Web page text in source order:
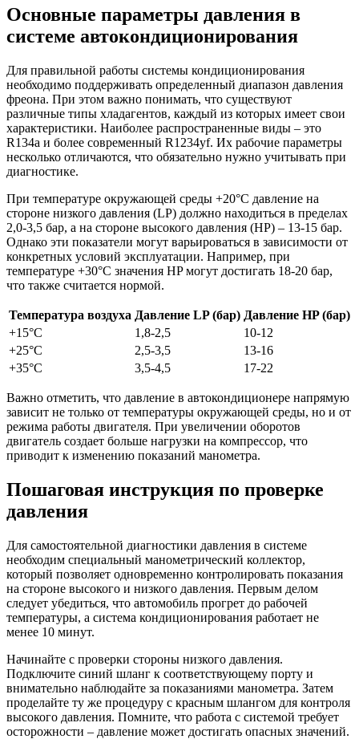
Основные параметры давления в
системе автокондиционирования
Для правильной работы системы кондиционирования
необходимо поддерживать определенный диапазон давления
фреона. При этом важно понимать, что существуют
различные типы хладагентов, каждый из которых имеет свои
характеристики. Наиболее распространенные виды – это
R134a и более современный R1234yf. Их рабочие параметры
несколько отличаются, что обязательно нужно учитывать при
диагностике.
При температуре окружающей среды +20°C давление на
стороне низкого давления (LP) должно находиться в пределах
2,0-3,5 бар, а на стороне высокого давления (HP) – 13-15 бар.
Однако эти показатели могут варьироваться в зависимости от
конкретных условий эксплуатации. Например, при
температуре +30°C значения HP могут достигать 18-20 бар,
что также считается нормой.
Температура воздуха Давление LP (бар) Давление HP (бар)
+15°C
1,8-2,5
10-12
+25°C
2,5-3,5
13-16
+35°C
3,5-4,5 17-22
Важно отметить, что давление в автокондиционере напрямую
зависит не только от температуры окружающей среды, но и от
режима работы двигателя. При увеличении оборотов
двигатель создает больше нагрузки на компрессор, что
приводит к изменению показаний манометра.
Пошаговая инструкция по проверке
давления
Для самостоятельной диагностики давления в системе
необходим специальный манометрический коллектор,
который позволяет одновременно контролировать показания
на стороне высокого и низкого давления. Первым делом
следует убедиться, что автомобиль прогрет до рабочей
температуры, а система кондиционирования работает не
менее 10 минут.
Начинайте с проверки стороны низкого давления.
Подключите синий шланг к соответствующему порту и
внимательно наблюдайте за показаниями манометра. Затем
проделайте ту же процедуру с красным шлангом для контроля
высокого давления. Помните, что работа с системой требует
осторожности – давление может достигать опасных значений.